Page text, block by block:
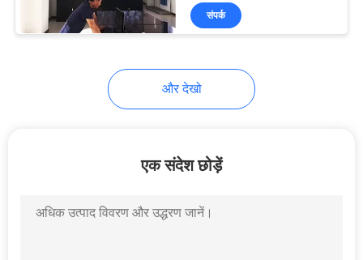
संपर्क
और देखो
एक संदेश छोड़ें